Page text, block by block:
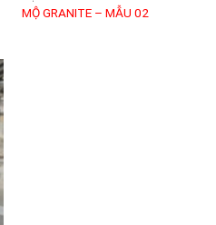
MỘ GRANITE – MẪU 02